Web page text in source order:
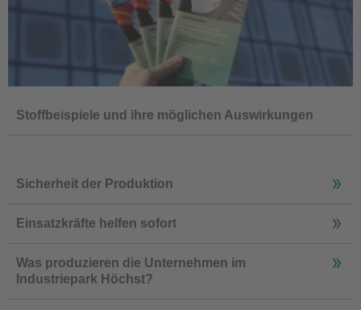
Stoffbeispiele und ihre möglichen Auswirkungen
Sicherheit der Produktion
Einsatzkräfte helfen sofort
Was produzieren die Unternehmen im
Industriepark Höchst?